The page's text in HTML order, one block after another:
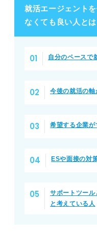
就活エージェント
なくても良い人とは
自分のペースで
今後の就活の軸
希望する企業が
ESや面接の対
サポートツー
と考えている人